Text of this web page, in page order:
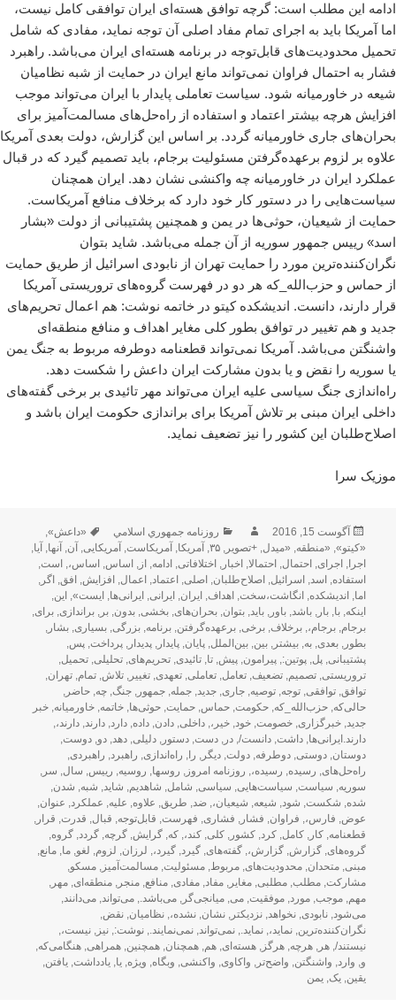
ادامه این مطلب است: گرچه توافق هسته‌ای ایران توافقی کامل نیست،
اما آمریکا باید به اجرای تمام مفاد اصلی آن توجه نماید، مفادی که شامل
تحمیل محدودیت‌های قابل‌توجه در برنامه هسته‌ای ایران می‌باشد. راهبرد
فشار به احتمال فراوان نمی‌تواند مانع ایران در حمایت از شبه نظامیان
شیعه در خاورمیانه شود. سیاست تعاملی پایدار با ایران می‌تواند موجب
افزایش هرچه بیشتر اعتماد و استفاده از راه‌حل‌های مسالمت‌آمیز برای
بحران‌های جاری خاورمیانه گردد. بر اساس این گزارش، دولت بعدی آمریکا
علاوه بر لزوم برعهده‌گرفتن مسئولیت برجام، باید تصمیم گیرد که در قبال
عملکرد ایران در خاورمیانه چه واکنشی نشان دهد. ایران همچنان
سیاست‌هایی را در دستور کار خود دارد که برخلاف منافع آمریکاست.
حمایت از شیعیان، حوثی‌ها در یمن و همچنین پشتیبانی‌ از دولت «بشار
اسد» رییس جمهور سوریه از آن جمله می‌باشد. شاید بتوان
نگران‌کننده‌ترین مورد را حمایت تهران از نابودی اسرائیل از طریق حمایت
از حماس و حزب‌الله_که هر دو در فهرست گروه‌های تروریستی آمریکا
قرار دارند، دانست. اندیشکده کیتو در خاتمه نوشت: هم اعمال تحریم‌های
جدید و هم تغییر در توافق بطور کلی مغایر اهداف و منافع منطقه‌ای
واشنگتن می‌باشد. آمریکا نمی‌تواند قطعنامه دوطرفه مربوط به جنگ یمن
یا سوریه را نقض و یا بدون مشارکت ایران داعش را شکست دهد.
راه‌اندازی جنگ سیاسی علیه ایران می‌تواند مهر تائیدی بر برخی گفته‌های
داخلی ایران مبنی بر تلاش آمریکا برای براندازی حکومت ایران باشد و
اصلاح‌طلبان این کشور را نیز تضعیف نماید.
موزیک سرا
ارسال
شده
در
آگوست 15, 2016 نویسندهدسته‌ها
روزنامه جمهوري اسلامي برچسب‌ها
«داعش»
«کیتو» «منطقه «میدل ,+تصویر ,۳۵ ,آمریکا ,آمریکاست ,آمریکایی ,آن ,آنها ,آیا
اجرا ,اجرای ,احتمال ,احتمالا ,اخبار ,اختلافاتی ,ادامه ,از ,اساس ,اساس، ,است
استفاده ,اسد ,اسرائیل ,اصلاح‌طلبان ,اصلی ,اعتماد ,اعمال ,افزایش ,افق ,اگر
اما ,اندیشکده ,انگاشت،سخت ,اهداف ,ایران ,ایرانی ,ایرانی‌ها ,ایست» ,این
اینکه ,با ,بار ,باشد ,باور ,باید ,بتوان ,بحران‌های ,بخشی ,بدون ,بر ,براندازی ,برای
برجام ,برجام، ,برخلاف ,برخی ,برعهده‌گرفتن ,برنامه ,بزرگی ,بسیاری ,بشار
بطور
,بعدی ,به ,بیشتر ,بین ,بین‌الملل ,پایان ,پایدار ,پدیدار ,پرداخت ,پس
پشتیبانی ,پل ,پوتین: ,پیرامون ,پیش ,تا ,تائیدی ,تحریم‌های ,تحلیلی ,تحمیل
تروریستی ,تصمیم ,تضعیف ,تعامل ,تعاملی ,تعهدی ,تغییر ,تلاش ,تمام ,تهران
توافق ,توافقی ,توجه ,توصیه ,جاری ,جدید ,جمله ,جمهور ,جنگ ,چه ,حاضر
حالی‌که ,حزب‌الله_که ,حکومت ,حماس ,حمایت ,حوثی‌ها ,خاتمه ,خاورمیانه ,خبر
جدید ,خبرگزاری ,خصومت ,خود ,خیر، ,داخلی ,دادن ,داده ,دارد ,دارند ,دارند،
دارند.ایرانی‌ها ,داشت ,دانست/ ,در ,دست ,دستور ,دلیلی ,دهد ,دو ,دوست
دوستان ,دوستی ,دوطرفه ,دولت ,دیگر را راه‌اندازی راهبرد راهبردی
راه‌حل‌های رسیده رسیده، روزنامه امروز روسها روسیه رییس سال سر
سوریه سیاست سیاست‌هایی سیاسی شامل شاهدیم شاید شبه شدن
شده شکست شود شیعه شیعیان، ,ضد طریق علاوه علیه عملکرد عنوان
عوض فارس، فراوان فشار فشاری فهرست قابل‌توجه قبال قدرت قرار
قطعنامه ,کار ,کامل ,کرد ,کشور ,کلی ,کند، ,که ,گرایش ,گرچه ,گردد ,گروه
گروه‌های ,گزارش ,گزارش، ,گفته‌های ,گیرد ,گیرد، لرزان لزوم لغو ,ما ,مانع
مبنی ,متحدان ,محدودیت‌های ,مربوط ,مسئولیت ,مسالمت‌آمیز ,مسکو
مشارکت ,مطلب ,مطلبی ,مغایر ,مفاد ,مفادی ,منافع ,منجر ,منطقه‌ای ,مهر
مهم ,موجب ,مورد ,موفقیت ,می ,میانجی‌گر ,می‌باشد. ,می‌تواند ,می‌دانند
می‌شود ,نابودی ,نخواهد ,نزدیکتر ,نشان ,نشده، ,نظامیان ,نقض
نگران‌کننده‌ترین ,نماید، ,نماید. ,نمی‌تواند ,نمی‌نمایند. ,نوشت: ,نیز ,نیست،
نیستند/ ,هر ,هرچه ,هرگز ,هسته‌ای ,هم ,همچنان ,همچنین ,همراهی ,هنگامی‌که
و وارد واشنگتن واضح‌تر واکاوی واکنشی وبگاه ویژه ,یا ,یادداشت ,یافتن
یقین ,یک ,یمن